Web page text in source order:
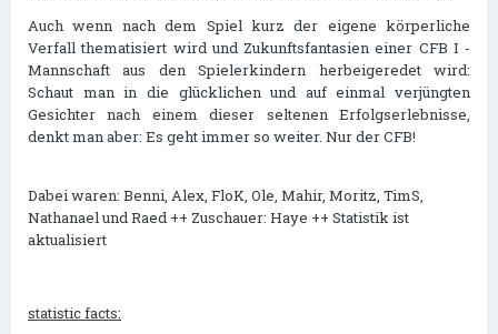
Auch wenn nach dem Spiel kurz der eigene körperliche
Verfall thematisiert wird und Zukunftsfantasien einer CFB I -
Mannschaft aus den Spielerkindern herbeigeredet wird:
Schaut man in die glücklichen und auf einmal verjüngten
Gesichter nach einem dieser seltenen Erfolgserlebnisse,
denkt man aber: Es geht immer so weiter. Nur der CFB!
Dabei waren: Benni, Alex, FloK, Ole, Mahir, Moritz, TimS,
Nathanael und Raed ++ Zuschauer: Haye ++ Statistik ist
aktualisiert
statistic facts: